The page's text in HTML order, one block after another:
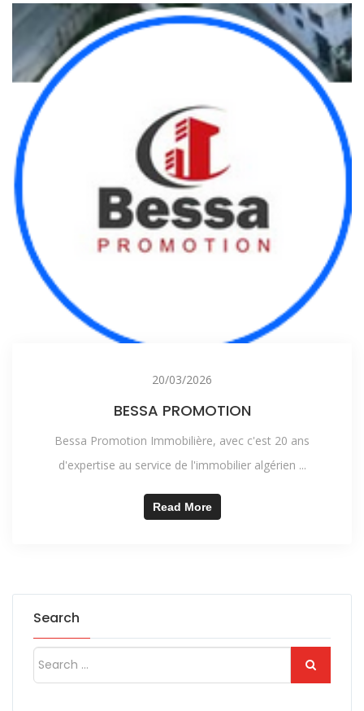
20/03/2026
BESSA PROMOTION
Bessa Promotion Immobilière, avec c'est 20 ans
d'expertise au service de l'immobilier algérien ...
Read More
Search